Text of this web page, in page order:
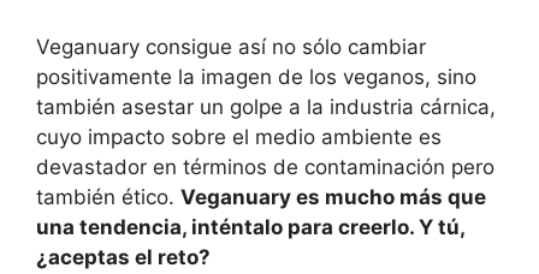
Veganuary consigue así no sólo cambiar
positivamente la imagen de los veganos, sino
también asestar un golpe a la industria cárnica,
cuyo impacto sobre el medio ambiente es
devastador en términos de contaminación pero
también ético. Veganuary es mucho más que
una tendencia, inténtalo para creerlo. Y tú,
¿aceptas el reto?